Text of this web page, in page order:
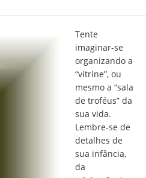
Tente
imaginar-se
organizando a
“vitrine”, ou
mesmo a “sala
de troféus” da
sua vida.
Lembre-se de
detalhes de
sua infância,
da